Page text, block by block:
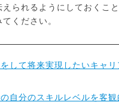
えられるようにしておくこ
ください。
して将来実現したいキャリ
自分のスキルレベルを客観